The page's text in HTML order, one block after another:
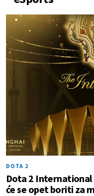
DOTA 2
Dota 2
će se opet boriti za